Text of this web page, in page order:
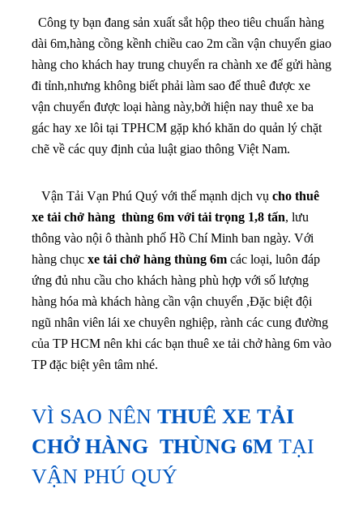
Công ty bạn đang sản xuất sắt hộp theo tiêu chuẩn hàng
dài 6m,hàng cồng kềnh chiều cao 2m cần vận chuyển giao
hàng cho khách hay trung chuyển ra chành xe để gửi hàng
đi tỉnh,nhưng không biết phải làm sao để thuê được xe
vận chuyển được loại hàng này,bởi hiện nay thuê xe ba
gác hay xe lôi tại TPHCM gặp khó khăn do quản lý chặt
chẽ về các quy định của luật giao thông Việt Nam.
Vận Tải Vạn Phú Quý với thế mạnh dịch vụ cho thuê
xe tải chở hàng thùng 6m với tải trọng 1,8 tấn, lưu
thông vào nội ô thành phố Hồ Chí Minh ban ngày. Với
hàng chục xe tải chở hàng thùng 6m các loại, luôn đáp
ứng đủ nhu cầu cho khách hàng phù hợp với số lượng
hàng hóa mà khách hàng cần vận chuyển ,Đặc biệt đội
ngũ nhân viên lái xe chuyên nghiệp, rành các cung đường
của TP HCM nên khi các bạn thuê xe tải chở hàng 6m vào
TP đặc biệt yên tâm nhé.
VÌ SAO NÊN THUÊ XE TẢI
CHỞ HÀNG THÙNG 6M TẠI
VẬN PHÚ QUÝ